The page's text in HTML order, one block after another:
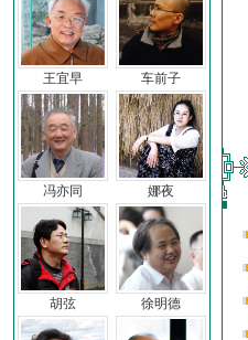
王宜早 车前子
冯亦同 娜夜
胡弦 徐明德